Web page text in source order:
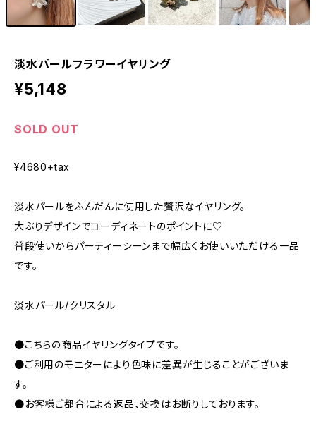
淡水パールフラワーイヤリング
¥5,148
SOLD OUT
¥4680+tax
淡水パールをふんだんに使用した贅沢なイヤリング。
大ぶりデザインでコーディネートのポイントに♡
普段使いからパーティーシーンまで幅広くお使いいただける一品
です。
淡水パール/クリスタル
●こちらの商品イヤリングタイプです。
●ご利用のモニターにより色味に差異が生じることがございま
す。
●お客様ご都合による返品、交換はお断りしております。